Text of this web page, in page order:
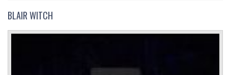
BLAIR WITCH